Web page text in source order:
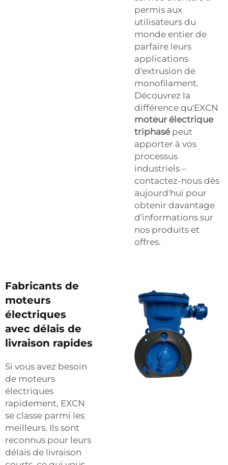
permis aux
utilisateurs du
monde entier de
parfaire leurs
applications
d'extrusion de
monofilament.
Découvrez la
différence qu'EXCN
moteur électrique
triphasé peut
apporter à vos
processus
industriels –
contactez-nous dès
aujourd'hui pour
obtenir davantage
d'informations sur
nos produits et
offres.
Fabricants de
moteurs
électriques
avec délais de
livraison rapides
Si vous avez besoin
de moteurs
électriques
rapidement, EXCN
se classe parmi les
meilleurs. Ils sont
reconnus pour leurs
délais de livraison